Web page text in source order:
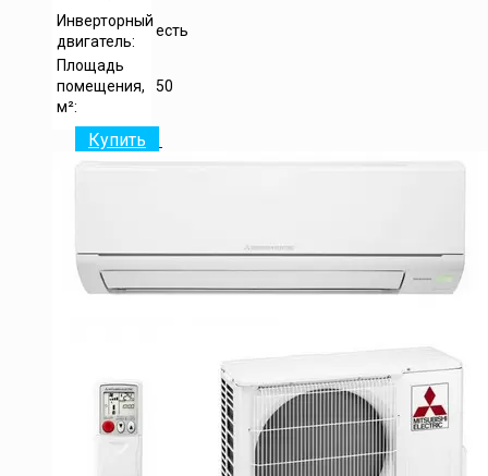
Инверторный
двигатель:
есть
Площадь
помещения,
м²:
50
Купить